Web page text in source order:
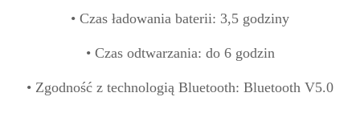
• Czas ładowania baterii: 3,5 godziny
• Czas odtwarzania: do 6 godzin
• Zgodność z technologią Bluetooth: Bluetooth V5.0